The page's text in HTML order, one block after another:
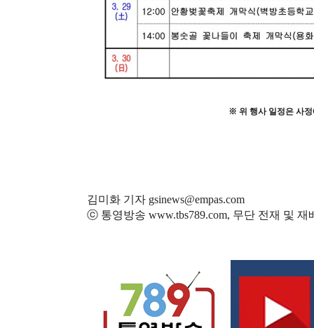
※ 위 행사 일정은 사
김미화 기자 gsinews@empas.com
ⓒ 통영방송 www.tbs789.com, 무단 전재 및 재